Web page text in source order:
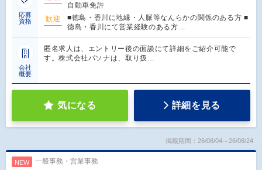
応募
資格
自動車免許
歓迎
■徳島・香川に地縁・人脈等なんらかの関係のある方 ■
徳島・香川にて営業経験のある方…
会社
概要
匿名求人は、エントリー後の面談にて詳細をご紹介可能で
す。株式会社パソナは、取り扱…
気になる 詳細を見る
掲載期間：26/08/04～26/08/24
NEW 一般事務・営業事務